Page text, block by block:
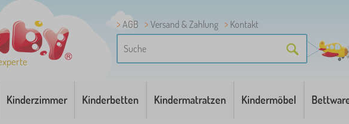
AGB Versand & Zahlung
Kontakt
Kinderzimmer Kinderbetten Kindermatratzen Kindermöbel